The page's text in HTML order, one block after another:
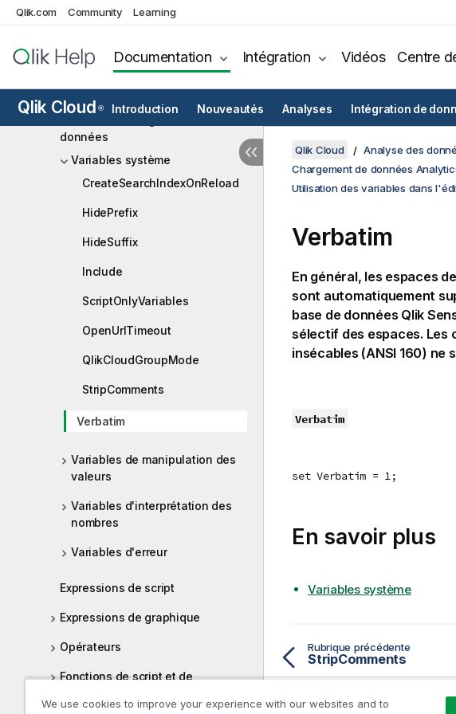
Qlik.com Community Learning
Documentation Intégration Vidéos Centre
Qlik Cloud ® Introduction Nouveautés Analyses Intégration de
Vue d'ensemble de la syntaxe
Instructions de script et mots-clés
Utilisation des variables dans
données
Variables système
CreateSearchIndexOnReload
HidePrefix
HideSuffix
Include
ScriptOnlyVariables
OpenUrlTimeout
QlikCloudGroupMode
StripComments
Verbatim
Variables de manipulation des
valeurs
Variables d'interprétation des
nombres
Variables d'erreur
Expressions de script
Expressions de graphique
Opérateurs
Fonctions de script et de
Qlik Cloud Analyse des
Chargement de données
Utilisation des variables dans
Verbatim
En général, les espaces
sont automatiquement
base de données Qlik
sélectif des espaces. Les
insécables (ANSI 160) ne
Verbatim
set Verbatim = 1;
En savoir plus
Variables système
Rubrique précédente
StripComments
We use cookies to improve your experience with our websites and to